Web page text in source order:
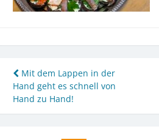
Beitragsnavigation
Mit dem Lappen in der
Hand geht es schnell von
Hand zu Hand!